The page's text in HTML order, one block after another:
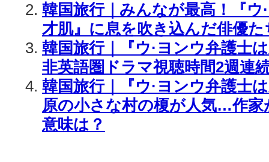
韓国旅行｜みんなが最高！『ウ
才肌』に息を吹き込んだ俳優た
韓国旅行｜『ウ·ヨンウ弁護士
非英語圏ドラマ視聴時間2週連
韓国旅行｜『ウ·ヨンウ弁護士
原の小さな村の榎が人気…作家
意味は？